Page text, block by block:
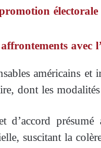
avec
américains
dont les
d’accord
suscitant la